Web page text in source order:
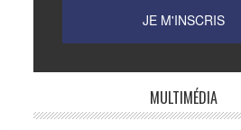
MULTIMÉDIA